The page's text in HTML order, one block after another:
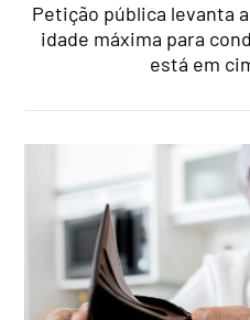
Petição pública levanta
idade máxima para
está em